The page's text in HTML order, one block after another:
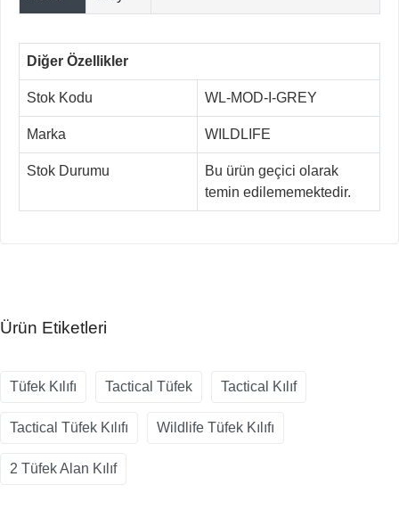
Diğer Özellikler
Stok Kodu WL-MOD-I-GREY
Marka WILDLIFE
Stok Durumu
Bu ürün geçici olarak
temin edilememektedir.
Ürün Etiketleri
Tüfek Kılıfı Tactical Tüfek Tactical Kılıf
Tactical Tüfek Kılıfı Wildlife Tüfek Kılıfı
2 Tüfek Alan Kılıf